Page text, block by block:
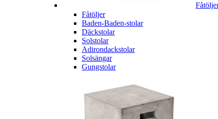
Fåtöljer
Baden-Baden-stolar
Däckstolar
Solstolar
Adirondackstolar
Solsängar
Gungstolar